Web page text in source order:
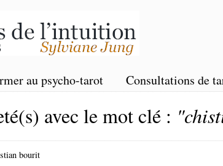
au psycho-tarot Consultations de
avec le mot clé :
bourit